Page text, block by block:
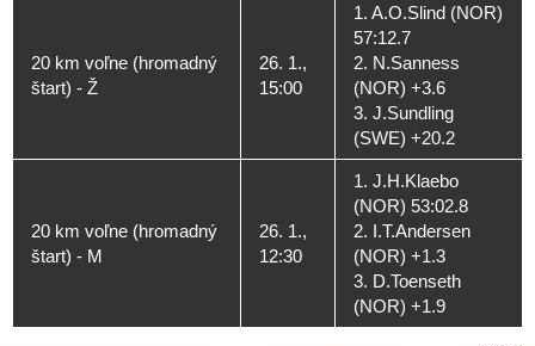
20 km voľne (hromadný
štart) - Ž
26. 1.,
15:00
1. A.O.Slind (NOR)
57:12.7
2. N.Sanness
(NOR) +3.6
3. J.Sundling
(SWE) +20.2
20 km voľne (hromadný
štart) - M
26. 1.,
12:30
1. J.H.Klaebo
(NOR) 53:02.8
2. I.T.Andersen
(NOR) +1.3
3. D.Toenseth
(NOR) +1.9